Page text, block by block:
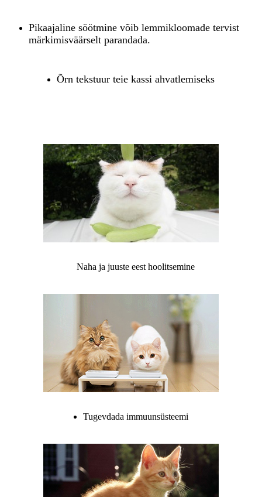
Pikaajaline söötmine võib lemmikloomade tervist
märkimisväärselt parandada.
Õrn tekstuur teie kassi ahvatlemiseks
Naha ja juuste eest hoolitsemine
Tugevdada immuunsüsteemi